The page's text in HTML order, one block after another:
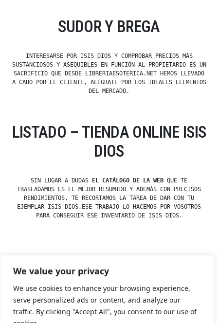
We value your privacy
We use cookies to enhance your browsing experience,
serve personalized ads or content, and analyze our
traffic. By clicking "Accept All", you consent to our use of
SUDOR Y BREGA
INTERESARSE POR ISIS DIOS Y COMPROBAR PRECIOS MÁS
SUSTANCIOSOS Y ASEQUIBLES EN FUNCIÓN AL PROPIETARIO ES UN
SACRIFICIO QUE DESDE LIBRERIAESOTERICA.NET HEMOS LLEVADO
A CABO POR EL CLIENTE, ALÉGRATE POR LOS IDEALES ELEMENTOS
DEL MERCADO.
LISTADO – TIENDA ONLINE ISIS
DIOS
SIN LUGAR A DUDAS EL CATÁLOGO DE LA WEB QUE TE
TRASLADAMOS ES EL MEJOR RESUMIDO Y ADEMÁS CON PRECISOS
RENDIMIENTOS, TE RECORTAMOS LA TAREA DE DAR CON TU
EJEMPLAR ISIS DIOS,ESE TRABAJO LO HACEMOS POR VOSOTROS
PARA CONSEGUIR ESE INVENTARIO DE ISIS DIOS.
by
Posted
Dioses y Diosas
Tienda Esotérica Online – Librería Esotérica,Proudly